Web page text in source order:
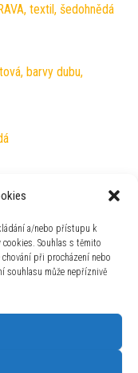
a/nebo přístupu k
Souhlas s těmito
při procházení nebo
souhlasu může nepříznivě
textil, šedohnědá
67 490 Kč.
cena je: 57 367 Kč.
barvy dubu,
7 799 Kč.
je: 6 629 Kč.
1 499 Kč.
je: 1 274 Kč.
samet,
5 499 Kč.
je: 4 069 Kč.
dubu
2 999 Kč.